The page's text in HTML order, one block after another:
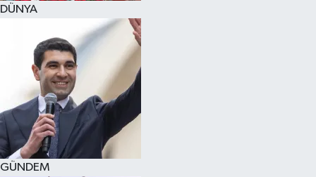
DÜNYA
GÜNDEM
KÜLTÜR SANAT
FRAGMANLAR